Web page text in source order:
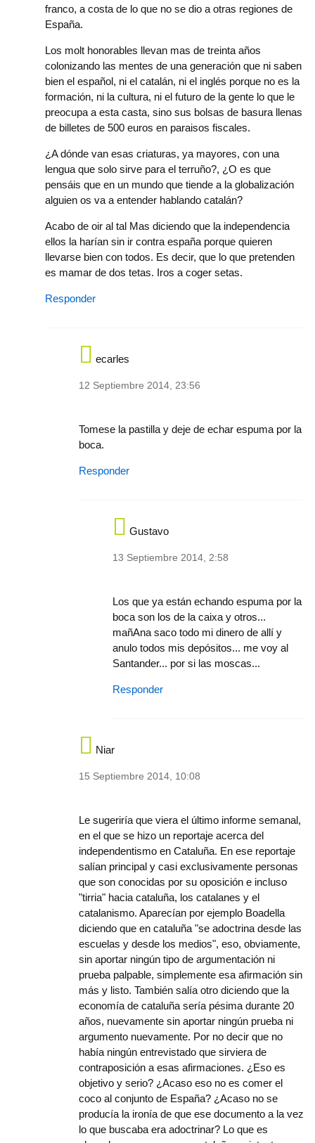
franco, a costa de lo que no se dio a otras regiones de
España.
Los molt honorables llevan mas de treinta años
colonizando las mentes de una generación que ni saben
bien el español, ni el catalán, ni el inglés porque no es la
formación, ni la cultura, ni el futuro de la gente lo que le
preocupa a esta casta, sino sus bolsas de basura llenas
de billetes de 500 euros en paraisos fiscales.
¿A dónde van esas criaturas, ya mayores, con una
lengua que solo sirve para el terruño?, ¿O es que
pensáis que en un mundo que tiende a la globalización
alguien os va a entender hablando catalán?
Acabo de oir al tal Mas diciendo que la independencia
ellos la harían sin ir contra españa porque quieren
llevarse bien con todos. Es decir, que lo que pretenden
es mamar de dos tetas. Iros a coger setas.
Responder
ecarles
12 Septiembre 2014, 23:56
Tomese la pastilla y deje de echar espuma por la
boca.
Responder
Gustavo
13 Septiembre 2014, 2:58
Los que ya están echando espuma por la
boca son los de la caixa y otros...
mañAna saco todo mi dinero de allí y
anulo todos mis depósitos... me voy al
Santander... por si las moscas...
Responder
Niar
15 Septiembre 2014, 10:08
Le sugeriría que viera el último informe semanal,
en el que se hizo un reportaje acerca del
independentismo en Cataluña. En ese reportaje
salían principal y casi exclusivamente personas
que son conocidas por su oposición e incluso
"tirria" hacia cataluña, los catalanes y el
catalanismo. Aparecían por ejemplo Boadella
diciendo que en cataluña "se adoctrina desde las
escuelas y desde los medios", eso, obviamente,
sin aportar ningún tipo de argumentación ni
prueba palpable, simplemente esa afirmación sin
más y listo. También salía otro diciendo que la
economía de cataluña sería pésima durante 20
años, nuevamente sin aportar ningún prueba ni
argumento nuevamente. Por no decir que no
había ningún entrevistado que sirviera de
contraposición a esas afirmaciones. ¿Eso es
objetivo y serio? ¿Acaso eso no es comer el
coco al conjunto de España? ¿Acaso no se
producía la ironía de que ese documento a la vez
lo que buscaba era adoctrinar? Lo que es